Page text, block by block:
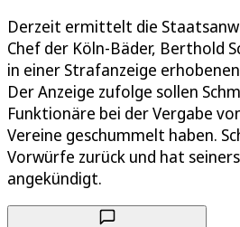
Derzeit ermittelt die
Chef der Köln-Bäder, Berthold
in einer Strafanzeige
Der Anzeige zufolge sollen
Funktionäre bei der Vergabe
Vereine geschummelt haben.
Vorwürfe zurück und hat
angekündigt.